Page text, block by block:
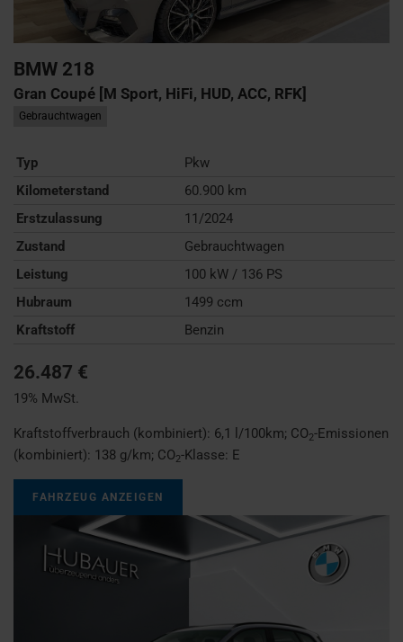
BMW 218
Gran Coupé [M Sport, HiFi, HUD, ACC, RFK]
Gebrauchtwagen
Typ
Pkw
Kilometerstand
60.900 km
Erstzulassung
11/2024
Zustand
Gebrauchtwagen
Leistung
100 kW / 136 PS
Hubraum
1499 ccm
Kraftstoff
Benzin
26.487 €
19% MwSt.
Kraftstoffverbrauch (kombiniert): 6,1 l/100km; CO2-Emissionen
(kombiniert): 138 g/km; CO2-Klasse: E
FAHRZEUG ANZEIGEN